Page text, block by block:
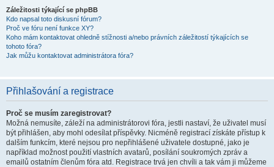
Záležitosti týkající se phpBB
Kdo napsal toto diskusní fórum?
Proč ve fóru není funkce XY?
Koho mám kontaktovat ohledně stížnosti a/nebo právních záležitostí týkajících se
tohoto fóra?
Jak můžu kontaktovat administrátora fóra?
Přihlašování a registrace
Proč se musím zaregistrovat?
Možná nemusíte, záleží na administrátorovi fóra, jestli nastaví, že uživatel musí
být přihlášen, aby mohl odesílat příspěvky. Nicméně registrací získáte přístup k
dalším funkcím, které nejsou pro nepřihlášené uživatele dostupné, jako je
například možnost použití vlastních avatarů, posílání soukromých zpráv a
emailů ostatním členům fóra atd. Registrace trvá jen chvíli a tak vám ji můžeme